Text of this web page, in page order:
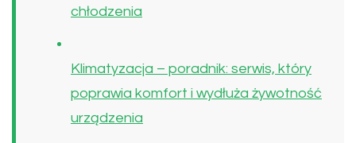
chłodzenia
Klimatyzacja – poradnik: serwis, który
poprawia komfort i wydłuża żywotność
urządzenia